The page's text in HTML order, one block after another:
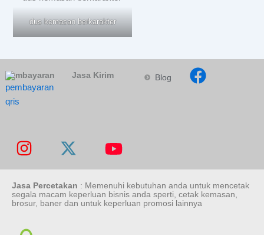
dus kemasan berkarakter
Pembayaran Jasa Kirim Blog
Jasa Percetakan : Memenuhi kebutuhan anda untuk mencetak
segala macam keperluan bisnis anda sperti, cetak kemasan,
brosur, baner dan untuk keperluan promosi lainnya